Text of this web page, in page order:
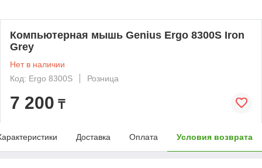
Компьютерная мышь Genius Ergo 8300S Iron
Grey
Нет в наличии
Код: Ergo 8300S
Розница
7 200 ₸
Доставка Оплата Условия возврата